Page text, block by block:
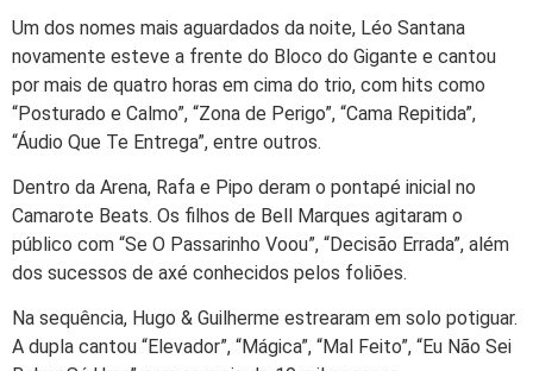
Um dos nomes mais aguardados da noite, Léo Santana
novamente esteve a frente do Bloco do Gigante e cantou
por mais de quatro horas em cima do trio, com hits como
“Posturado e Calmo”, “Zona de Perigo”, “Cama Repitida”,
“Áudio Que Te Entrega”, entre outros.
Dentro da Arena, Rafa e Pipo deram o pontapé inicial no
Camarote Beats. Os filhos de Bell Marques agitaram o
público com “Se O Passarinho Voou”, “Decisão Errada”, além
dos sucessos de axé conhecidos pelos foliões.
Na sequência, Hugo & Guilherme estrearam em solo potiguar.
A dupla cantou “Elevador”, “Mágica”, “Mal Feito”, “Eu Não Sei